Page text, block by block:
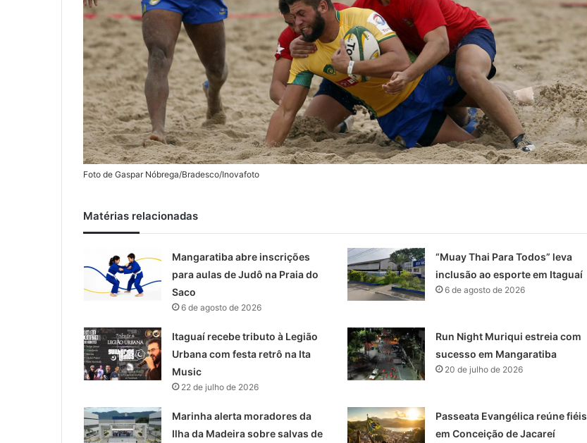
Foto de Gaspar Nóbrega/Bradesco/Inovafoto
Matérias relacionadas
Mangaratiba abre inscrições
para aulas de Judô na Praia do
Saco
6 de agosto de 2026
“Muay Thai Para Todos” leva
inclusão ao esporte em Itaguaí
6 de agosto de 2026
Itaguaí recebe tributo à Legião
Urbana com festa retrô na Ita
Music
22 de julho de 2026
Run Night Muriqui estreia com
sucesso em Mangaratiba
20 de julho de 2026
Marinha alerta moradores da
Ilha da Madeira sobre salvas de
Passeata Evangélica reúne fiéis
em Conceição de Jacareí